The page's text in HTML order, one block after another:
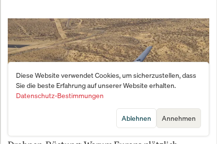
Diese Website verwendet Cookies, um sicherzustellen, dass
Sie die beste Erfahrung auf unserer Website erhalten.
Datenschutz-Bestimmungen
Annehmen
Ablehnen